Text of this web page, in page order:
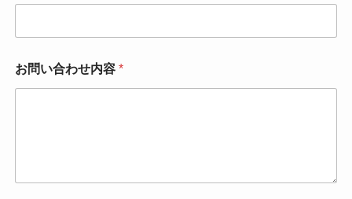
お
い
わ
問
い
お問い合わせ内容 *